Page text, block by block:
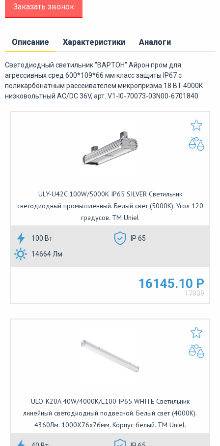
Заказать звонок
Описание Характеристики Аналоги
Светодиодный светильник "ВАРТОН" Айрон пром для
агрессивных сред 600*109*66 мм класс защиты IP67 с
поликарбонатным рассеивателем микропризма 18 ВТ 4000К
низковольтный AC/DC 36V, арт. V1-I0-70073-03N00-6701840
ULY-U42C 100W/5000K IP65 SILVER Светильник
светодиодный промышленный. Белый свет (5000K). Угол 120
градусов. TM Uniel
100 Вт
IP 65
14664 Лм
16145.10 Р
17939
ULO-K20A 40W/4000K/L100 IP65 WHITE Светильник
линейный светодиодный подвесной. Белый свет (4000К).
4360Лм. 1000Х76х76мм. Корпус белый. TM Uniel.